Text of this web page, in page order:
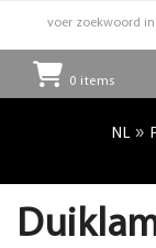
0 items
NL »